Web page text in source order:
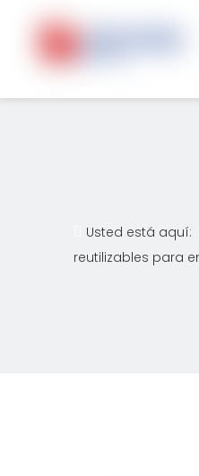
Usted está aquí:
reutilizables para